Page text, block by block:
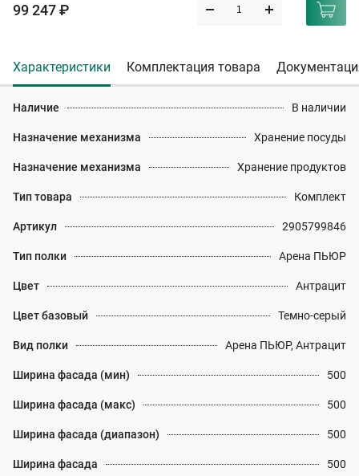
99 247 ₽
Характеристики Комплектация товара
Наличие В наличии
Назначение механизма Хранение посуды
Назначение механизма Хранение продуктов
Тип товара Комплект
Артикул 2905799846
Тип полки Арена ПЬЮР
Цвет Антрацит
Цвет базовый Темно-серый
Вид полки Арена ПЬЮР, Антрацит
Ширина фасада (мин) 500
Ширина фасада (макс) 500
Ширина фасада (диапазон) 500
Ширина фасада 500